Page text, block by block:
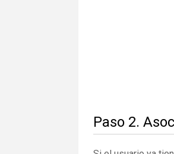
Paso 2.